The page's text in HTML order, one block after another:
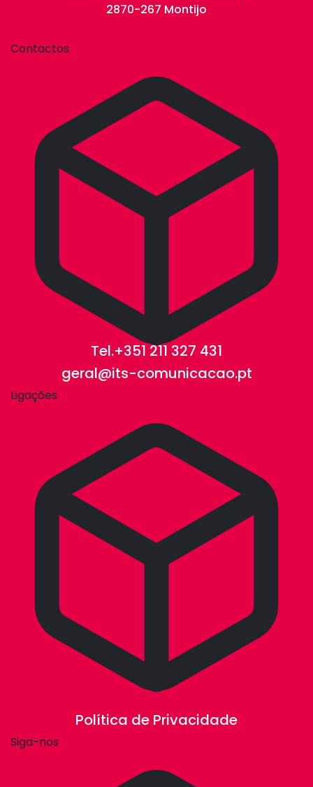
2870-267 Montijo
Contactos
Tel.+351 211 327 431
geral@its-comunicacao.pt
Ligações
Política de Privacidade
Siga-nos